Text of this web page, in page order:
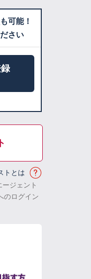
可能！
さい
トとは
ジェント
のログイン